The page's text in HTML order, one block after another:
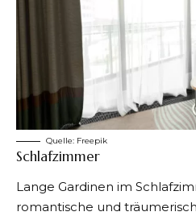
Quelle: Freepik
Schlafzimmer
Lange Gardinen im
romantische und